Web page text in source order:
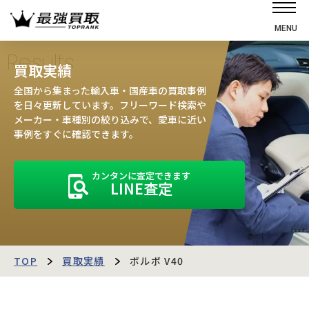
MENU
選ばれる理由
高価買取の仕組み
売却の流れ
お客様の声
運営会社
最強買取マガジン
Results
買取実績
全国から集まった輸入車・国産車の買取事例
を日々更新しています。フリーワード検索や
メーカー・車種別の絞り込みで、愛車に近い
事例をすぐに確認できます。
カンタンに査定できます
LINE査定
TOP 買取実績 ボルボ V40